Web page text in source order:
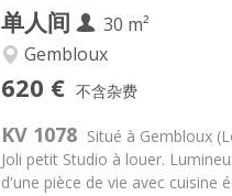
单人间
30 m²
Gembloux
620 € 不含杂费
KV 1078 Situé à Gembloux
Joli petit Studio à louer.
d'une pièce de vie avec cuisine
布局
浴室:独立
面积:30 m2